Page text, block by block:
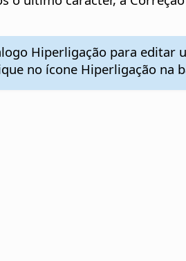
Hiperligação para editar
no ícone Hiperligação na